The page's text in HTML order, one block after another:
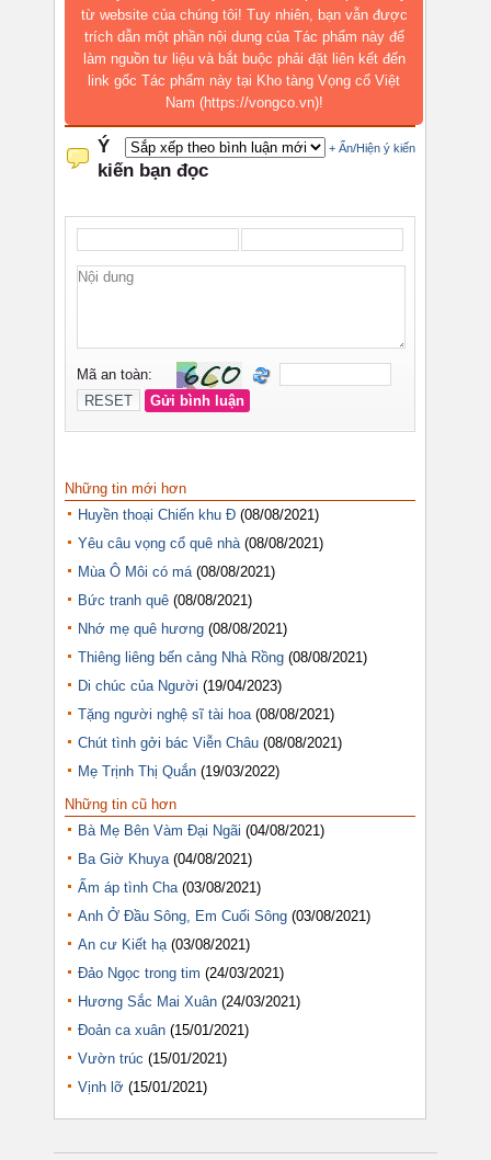
từ website của chúng tôi! Tuy nhiên, bạn vẫn được
trích dẫn một phần nội dung của Tác phẩm này để
làm nguồn tư liệu và bắt buộc phải đặt liên kết đến
link gốc Tác phẩm này tại Kho tàng Vọng cổ Việt
Nam (https://vongco.vn)!
Những tin mới hơn
Huyền thoại Chiến khu Đ (08/08/2021)
Yêu câu vọng cổ quê nhà (08/08/2021)
Mùa Ô Môi có má (08/08/2021)
Bức tranh quê (08/08/2021)
Nhớ mẹ quê hương (08/08/2021)
Thiêng liêng bến cảng Nhà Rồng (08/08/2021)
Di chúc của Người (19/04/2023)
Tặng người nghệ sĩ tài hoa (08/08/2021)
Chút tình gởi bác Viễn Châu (08/08/2021)
Mẹ Trịnh Thị Quắn (19/03/2022)
Những tin cũ hơn
Bà Mẹ Bên Vàm Đại Ngãi (04/08/2021)
Ba Giờ Khuya (04/08/2021)
Ấm áp tình Cha (03/08/2021)
Anh Ở Đầu Sông, Em Cuối Sông (03/08/2021)
An cư Kiết hạ (03/08/2021)
Đảo Ngọc trong tim (24/03/2021)
Hương Sắc Mai Xuân (24/03/2021)
Đoản ca xuân (15/01/2021)
Vườn trúc (15/01/2021)
Vịnh lỡ (15/01/2021)